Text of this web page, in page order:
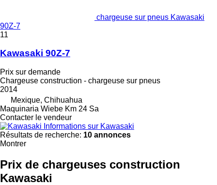
chargeuse sur pneus Kawasaki
90Z-7
11
Kawasaki 90Z-7
Prix sur demande
Chargeuse construction - chargeuse sur pneus
2014
Mexique, Chihuahua
Maquinaria Wiebe Km 24 Sa
Contacter le vendeur
Informations sur Kawasaki
Résultats de recherche: 10 annonces
Montrer
Prix de chargeuses construction
Kawasaki